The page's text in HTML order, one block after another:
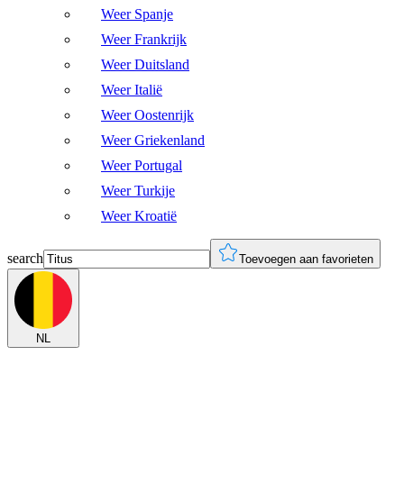
Weer Spanje
Weer Frankrijk
Weer Duitsland
Weer Italië
Weer Oostenrijk
Weer Griekenland
Weer Portugal
Weer Turkije
Weer Kroatië
search Toevoegen aan favorieten
NL